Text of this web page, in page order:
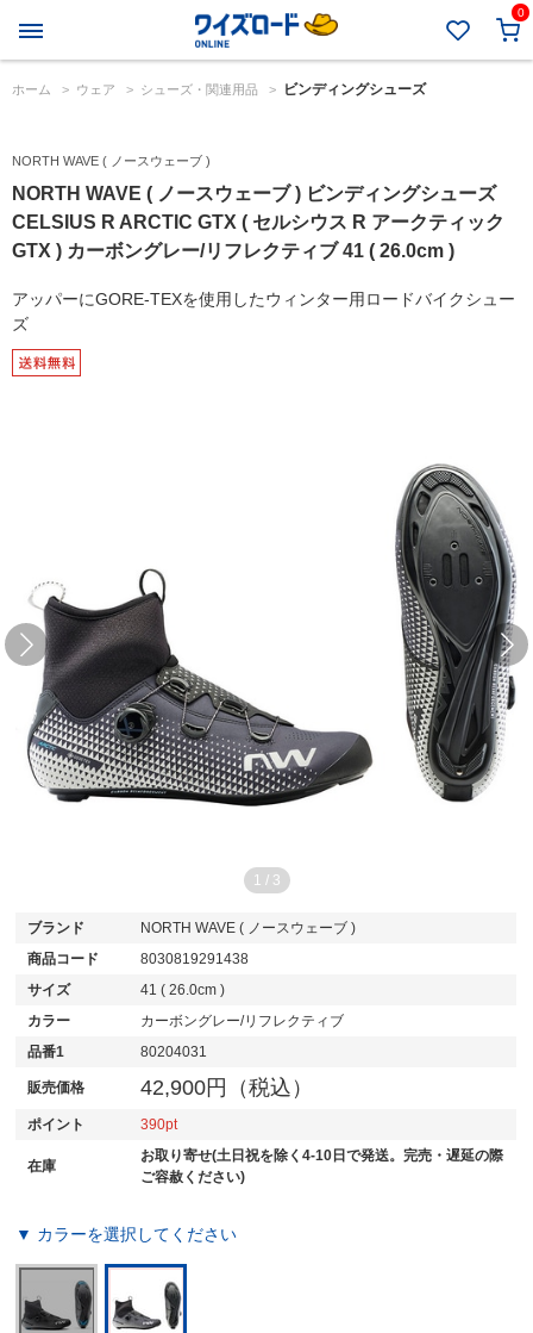
0
ホーム > ウェア > シューズ・関連用品 > ビンディングシューズ
NORTH WAVE ( ノースウェーブ )
NORTH WAVE ( ノースウェーブ ) ビンディングシューズ
CELSIUS R ARCTIC GTX ( セルシウス R アークティック
GTX ) カーボングレー/リフレクティブ 41 ( 26.0cm )
アッパーにGORE-TEXを使用したウィンター用ロードバイクシュー
ズ
1 / 3
ブランド
NORTH WAVE ( ノースウェーブ )
商品コード
8030819291438
サイズ
41 ( 26.0cm )
カラー
カーボングレー/リフレクティブ
品番1
80204031
販売価格 42,900円（税込）
ポイント 390
在庫
お取り寄せ(土日祝を除く4-10日で発送。完売・遅延の際
ご容赦ください)
▼ カラーを選択してください